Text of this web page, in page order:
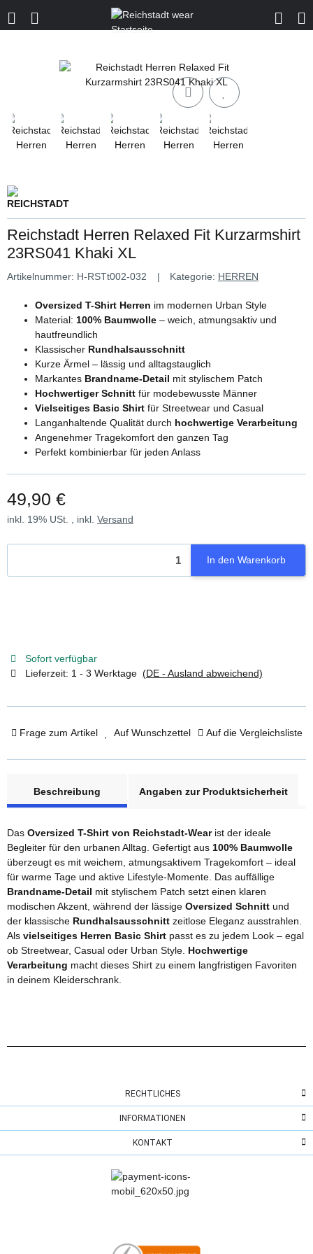
Reichstadt Herren Relaxed Fit Kurzarmshirt
23RS041 Khaki XL
Artikelnummer: H-RSTt002-032 Kategorie: HERREN
Oversized T-Shirt Herren im modernen Urban Style
Material: 100% Baumwolle – weich, atmungsaktiv und
hautfreundlich
Klassischer Rundhalsausschnitt
Kurze Ärmel – lässig und alltagstauglich
Markantes Brandname-Detail mit stylischem Patch
Hochwertiger Schnitt für modebewusste Männer
Vielseitiges Basic Shirt für Streetwear und Casual
Langanhaltende Qualität durch hochwertige Verarbeitung
Angenehmer Tragekomfort den ganzen Tag
Perfekt kombinierbar für jeden Anlass
49,90 €
inkl. 19% USt. , inkl. Versand
In den Warenkorb
Sofort verfügbar
Lieferzeit: 1 - 3 Werktage (DE - Ausland abweichend)
Frage zum Artikel Auf Wunschzettel Auf die Vergleichsliste
Beschreibung
Angaben zur Produktsicherheit
Das Oversized T-Shirt von Reichstadt-Wearist der ideale
Begleiter für den urbanen Alltag. Gefertigt aus 100% Baumwolle
überzeugt es mit weichem, atmungsaktivem Tragekomfort – ideal
für warme Tage und aktive Lifestyle-Momente. Das auffällige
Brandname-Detail mit stylischem Patch setzt einen klaren
modischen Akzent, während der lässige Oversized Schnitt und
der klassische Rundhalsausschnitt zeitlose Eleganz ausstrahlen.
Als vielseitiges Herren Basic Shirt passt es zu jedem Look – egal
ob Streetwear, Casual oder Urban Style. Hochwertige
Verarbeitung macht dieses Shirt zu einem langfristigen Favoriten
in deinem Kleiderschrank.
RECHTLICHES
INFORMATIONEN
KONTAKT